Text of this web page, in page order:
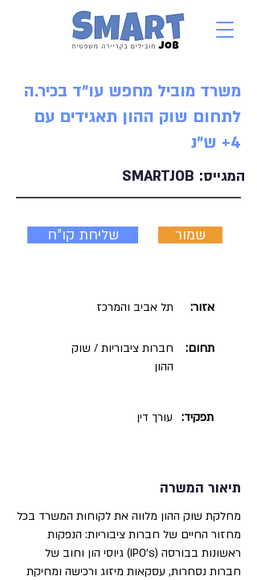
משרד מוביל מחפש עו"ד בכיר.ה
לתחום שוק ההון תאגידים עם
4+ ש"נ
SMARTJOB המגייס:
שליחת קו"ח שמור
תל אביב והמרכז אזור:
חברות ציבוריות / שוק
ההון
תחום:
עורך דין תפקיד:
תיאור המשרה
מחלקת שוק ההון מלווה את לקוחות המשרד בכל
מחזור החיים של חברות ציבוריות: הנפקות
ראשונות בבורסה (IPO's) גיוסי הון וחוב של
חברות נסחרות, עסקאות מיזוג ורכישה ומחיקת